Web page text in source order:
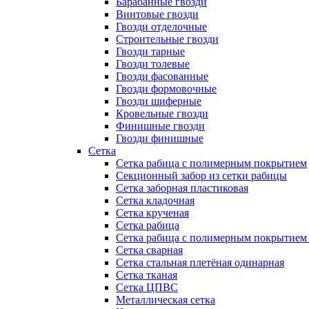
Винтовые гвозди
Гвозди отделочные
Строительные гвозди
Гвозди тарные
Гвозди толевые
Гвозди фасованные
Гвозди формовочные
Гвозди шиферные
Кровельные гвозди
Финишные гвозди
Гвозди финишные
Сетка
Сетка рабица с полимерным покрытием
Секционный забор из сетки рабицы
Сетка заборная пластиковая
Сетка кладочная
Сетка крученая
Сетка рабица
Сетка рабица с полимерным покрытием
Сетка сварная
Сетка стальная плетёная одинарная
Сетка тканая
Сетка ЦПВС
Металлическая сетка